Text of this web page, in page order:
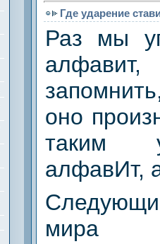
Где ударение
Раз мы
оно
таким
алфавИт,
мира